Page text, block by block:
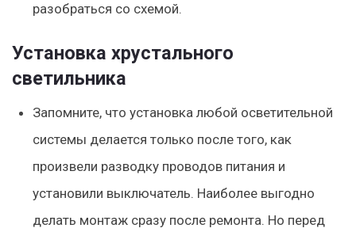
разобраться со схемой.
Установка хрустального
светильника
Запомните, что установка любой осветительной
системы делается только после того, как
произвели разводку проводов питания и
установили выключатель. Наиболее выгодно
делать монтаж сразу после ремонта. Но перед